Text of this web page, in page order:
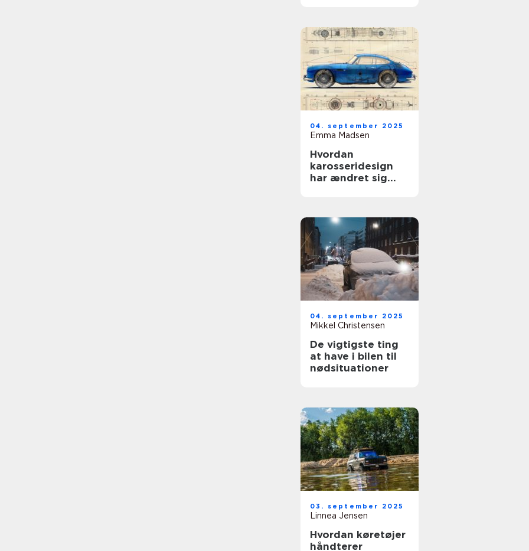
04. september 2025
Emma Madsen
Hvordan
karosseridesign
har ændret sig
04. september 2025
Mikkel Christensen
De vigtigste ting
at have i bilen til
nødsituationer
03. september 2025
Linnea Jensen
Hvordan køretøjer
håndterer